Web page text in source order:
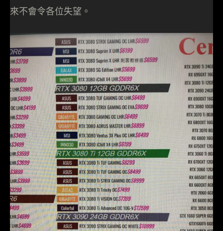
來不會令各位失望。